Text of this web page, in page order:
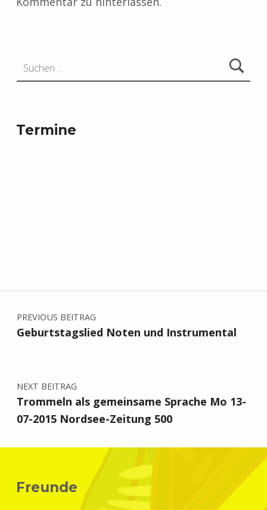
Termine
Beitragsnavigation
PREVIOUS BEITRAG
Geburtstagslied Noten und Instrumental
NEXT BEITRAG
Trommeln als gemeinsame Sprache Mo 13-
07-2015 Nordsee-Zeitung 500
Freunde